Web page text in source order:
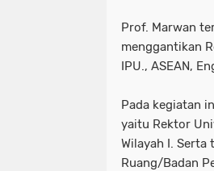
Prof. Marwan
menggantikan
IPU., ASEAN,
Pada kegiatan
yaitu Rektor
Wilayah I.
Ruang/Badan